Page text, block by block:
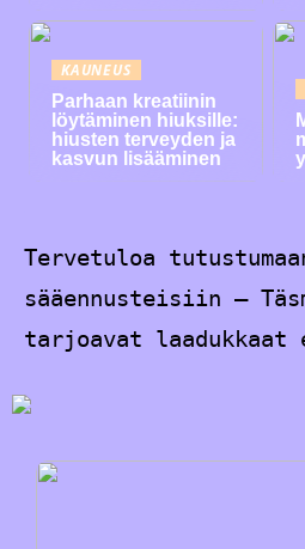
KAUNEUS
Parhaan kreatiinin
löytäminen hiuksille:
hiusten terveyden ja
kasvun lisääminen
Tervetuloa
sääennusteisiin –
tarjoavat laadukkaat